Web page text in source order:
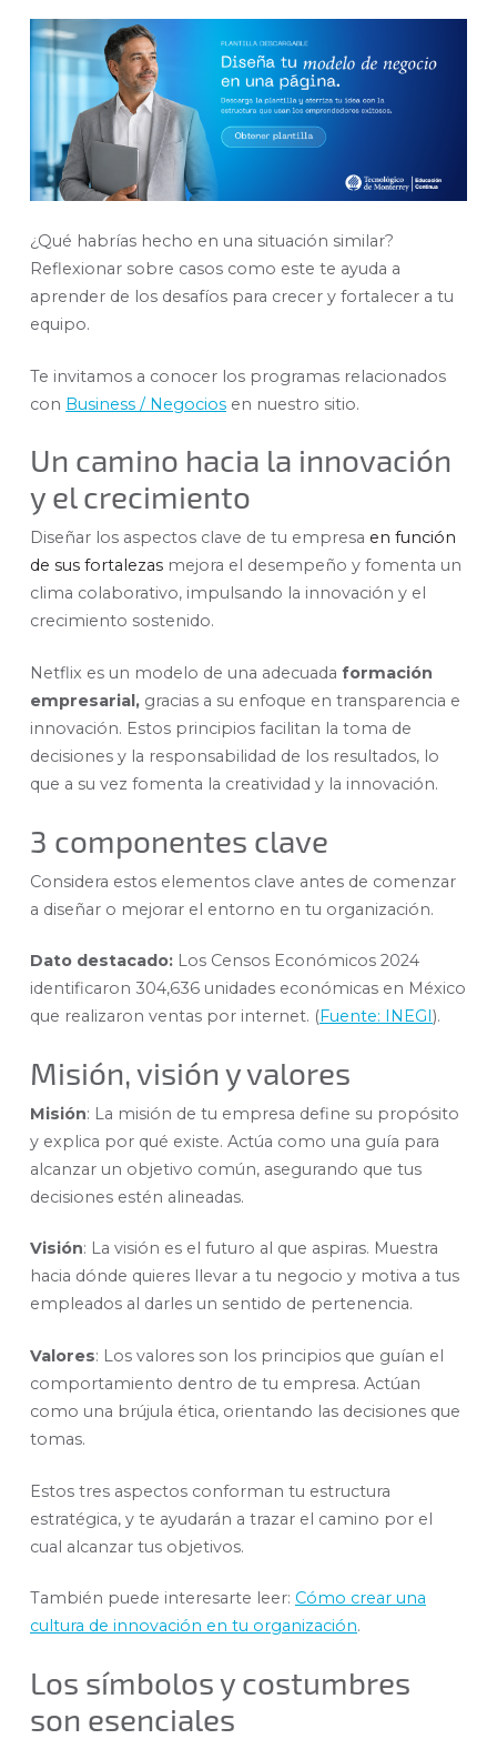
¿Qué habrías hecho en una situación similar?
Reflexionar sobre casos como este te ayuda a
aprender de los desafíos para crecer y fortalecer a tu
equipo.
Te invitamos a conocer los programas relacionados
con Business / Negocios en nuestro sitio.
Un camino hacia la innovación
y el crecimiento
Diseñar los aspectos clave de tu empresa en función
de sus fortalezas mejora el desempeño y fomenta un
clima colaborativo, impulsando la innovación y el
crecimiento sostenido.
Netflix es un modelo de una adecuada formación
empresarial, gracias a su enfoque en transparencia e
innovación. Estos principios facilitan la toma de
decisiones y la responsabilidad de los resultados, lo
que a su vez fomenta la creatividad y la innovación.
3 componentes clave
Considera estos elementos clave antes de comenzar
a diseñar o mejorar el entorno en tu organización.
Dato destacado: Los Censos Económicos 2024
identificaron 304,636 unidades económicas en México
que realizaron ventas por internet. (Fuente: INEGI).
Misión, visión y valores
Misión: La misión de tu empresa define su propósito
y explica por qué existe. Actúa como una guía para
alcanzar un objetivo común, asegurando que tus
decisiones estén alineadas.
Visión: La visión es el futuro al que aspiras. Muestra
hacia dónde quieres llevar a tu negocio y motiva a tus
empleados al darles un sentido de pertenencia.
Valores: Los valores son los principios que guían el
comportamiento dentro de tu empresa. Actúan
como una brújula ética, orientando las decisiones que
tomas.
Estos tres aspectos conforman tu estructura
estratégica, y te ayudarán a trazar el camino por el
cual alcanzar tus objetivos.
También puede interesarte leer: Cómo crear una
cultura de innovación en tu organización.
Los símbolos y costumbres
son esenciales